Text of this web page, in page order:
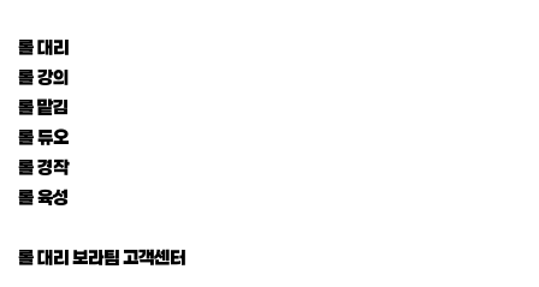
롤 대리
롤 강의
롤 맡김
롤 듀오
롤 경작
롤 육성
롤 대리 보라팀 고객센터